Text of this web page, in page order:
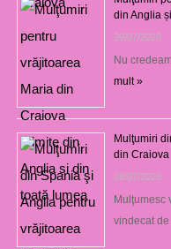
din Anglia
29/07/2026
Nu
mult »
Mulţumiri
din Craiova
28/07/2026
Mulţumesc
vindecat de